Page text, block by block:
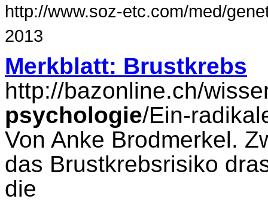
http://www.soz-etc.com/med/
2013
Merkblatt: Brustkrebs
http://bazonline.ch/
psychologie/Ein-
Von Anke Brodmerkel.
das Brustkrebsrisiko
die